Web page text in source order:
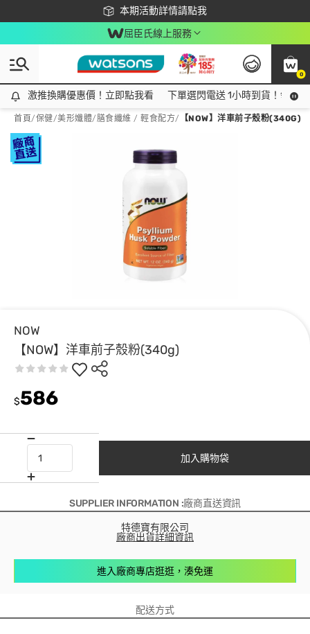
本期活動詳情請點我
下載app最高回饋$350
屈臣氏線上服務
0
激推換購優惠價！立即點我看
激推換購優惠價！立即點我看 下單選閃電送 1小時到貨！領神
首頁/保健/美形孅體/膳食纖維 / 輕食配方/ 【NOW】洋車前子殼粉(340G)
NOW
【NOW】洋車前子殼粉(340g)
$586
加入購物袋
SUPPLIER INFORMATION :廠商直送資訊
特德寶有限公司
廠商出貨詳細資訊
進入廠商專店逛逛，湊免運
配送方式